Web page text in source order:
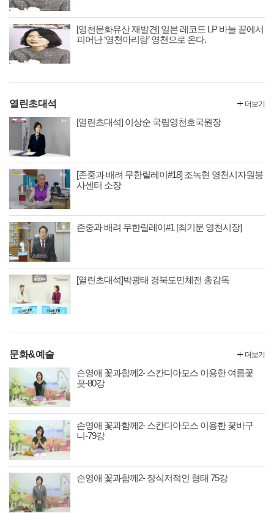
[영천문화유산 재발견] 일본 레코드 LP 바늘 끝에서
피어난 ‘영천아리랑’ 영천으로 온다.
열린초대석
[열린초대석] 이상순 국립영천호국원장
[존중과 배려 무한릴레이#18] 조녹현 영천시자원봉
사센터 소장
존중과 배려 무한릴레이#1 [최기문 영천시장]
[열린초대석]박광태 경북도민체전 총감독
더보기
문화&예술
손영애 꽃과함께2- 스칸디아모스 이용한 여름꽃
꽂-80강
손영애 꽃과함께2- 스칸디아모스 이용한 꽃바구
니-79강
손영애 꽃과함께2- 장식저적인 형태 75강
더보기